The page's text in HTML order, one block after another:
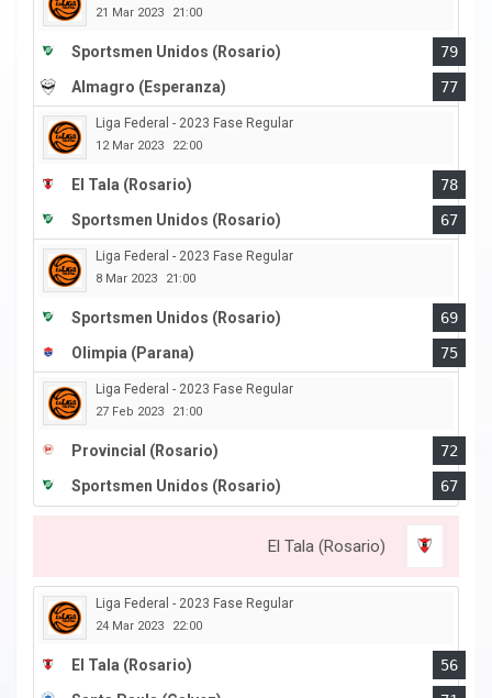
21 Mar 2023 21:00
Sportsmen Unidos (Rosario)
79
Almagro (Esperanza)
77
Liga Federal - 2023 Fase Regular
12 Mar 2023 22:00
El Tala (Rosario)
78
Sportsmen Unidos (Rosario)
67
Liga Federal - 2023 Fase Regular
8 Mar 2023 21:00
Sportsmen Unidos (Rosario)
69
Olimpia (Parana)
75
Liga Federal - 2023 Fase Regular
27 Feb 2023 21:00
Provincial (Rosario)
72
Sportsmen Unidos (Rosario)
67
El Tala (Rosario)
Liga Federal - 2023 Fase Regular
24 Mar 2023 22:00
El Tala (Rosario)
56